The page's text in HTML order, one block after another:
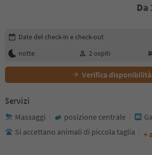
Da
Modifica i dettagli della prenotazione
Date del check-in e check-out
notte
2 ospiti
Verifica disponibilità
Servizi
Massaggi posizione centrale
Si accettano animali di piccola taglia
+